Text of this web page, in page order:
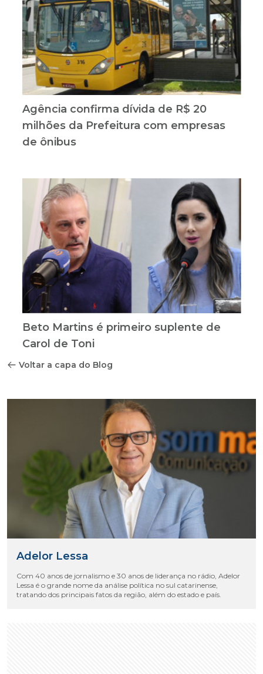
Agência confirma dívida de R$ 20
milhões da Prefeitura com empresas
de ônibus
Beto Martins é primeiro suplente de
Carol de Toni
Voltar a capa do Blog
Adelor Lessa
Com 40 anos de jornalismo e 30 anos de liderança no rádio, Adelor
Lessa é o grande nome da análise política no sul catarinense,
tratando dos principais fatos da região, além do estado e país.